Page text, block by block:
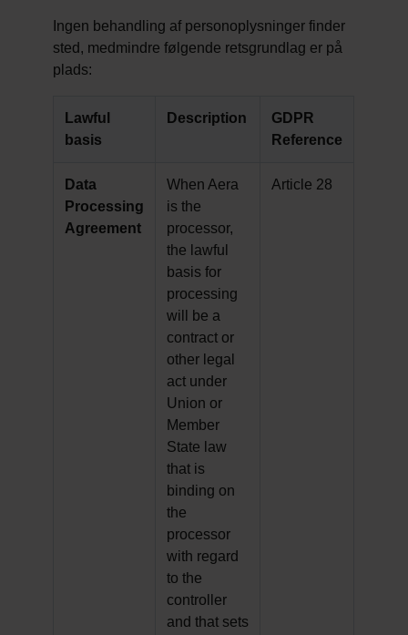
Ingen behandling af personoplysninger finder
sted, medmindre følgende retsgrundlag er på
plads:
Lawful
basis
Description
GDPR
Reference
Data
Processing
Agreement
When Aera
is the
processor,
the lawful
basis for
processing
will be a
contract or
other legal
act under
Union or
Member
State law
that is
binding on
the
processor
with regard
to the
controller
and that sets
Article 28